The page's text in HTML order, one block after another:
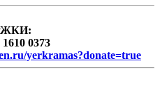
0373
yerkramas?donate=true